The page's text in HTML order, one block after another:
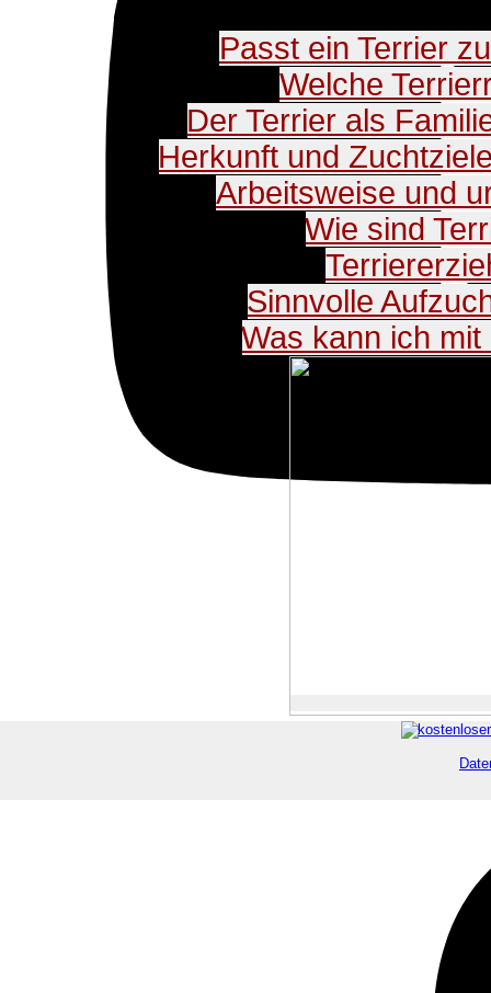
Passt ein Terrier
Welche
Der Terrier als
Herkunft und
Arbeitsweise und
Wie sind
Sinnvolle
Was kann ich